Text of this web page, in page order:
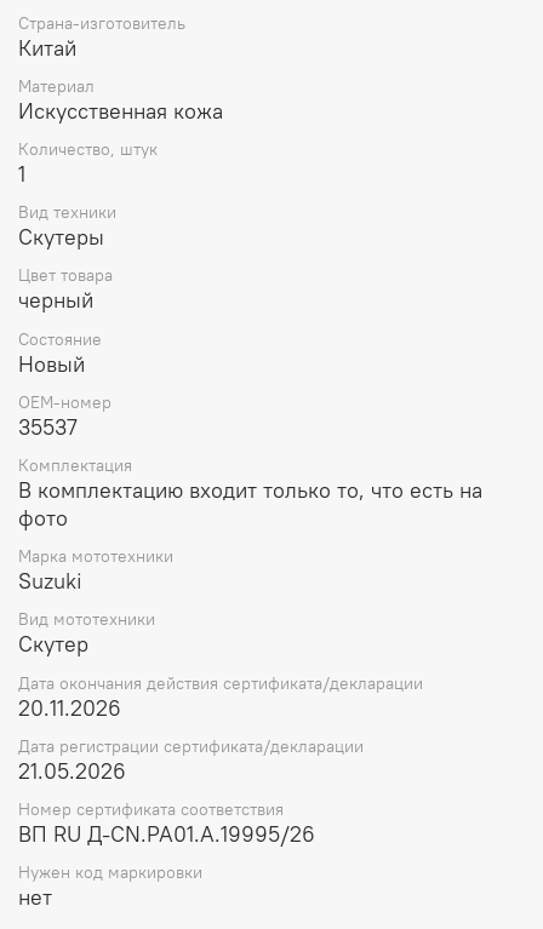
комфорт и стильность, а также увеличивает срок
службы сиденья.
Страна-изготовитель
Китай
Материал
Искусственная кожа
Количество, штук
1
Вид техники
Скутеры
Цвет товара
черный
Состояние
Новый
OEM-номер
35537
Комплектация
В комплектацию входит только то, что есть на
фото
Марка мототехники
Suzuki
Вид мототехники
Скутер
Дата окончания действия сертификата/декларации
20.11.2026
Дата регистрации сертификата/декларации
21.05.2026
Номер сертификата соответствия
ВП RU Д-CN.РА01.А.19995/26
Нужен код маркировки
нет